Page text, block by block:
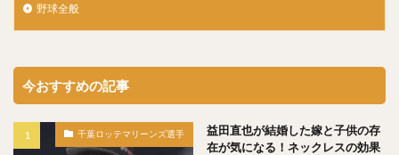
野球全般
今おすすめの記事
千葉ロッテマリーンズ選手
益田直也が結婚した嫁と子供の存
在が気になる！ネックレスの効果
岸潤一郎（きしじゅんいちろう）
大津亮介（おおつりょうすけ）
アルフレド・デスパイネ ・ロドリゲス